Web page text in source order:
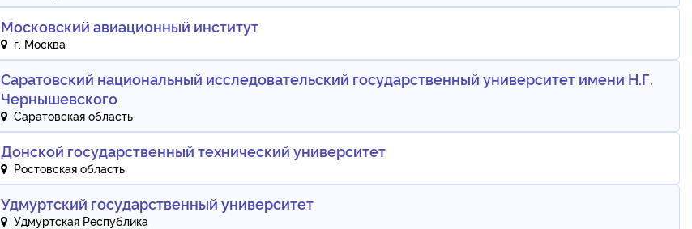
Московский авиационный институт
г. Москва
Саратовский национальный исследовательский государственный университет имени Н.Г.
Чернышевского
Саратовская область
Донской государственный технический университет
Ростовская область
Удмуртский государственный университет
Удмуртская Республика